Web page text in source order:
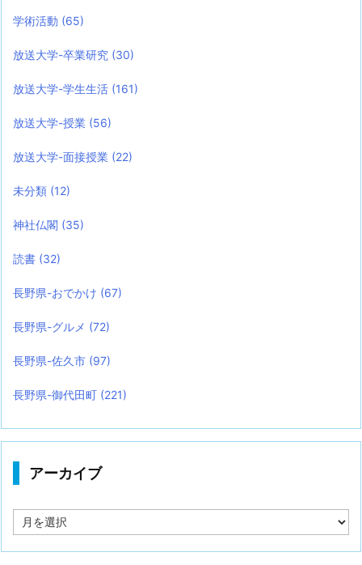
学術活動 (65)
放送大学-卒業研究 (30)
放送大学-学生生活 (161)
放送大学-授業 (56)
放送大学-面接授業 (22)
未分類 (12)
神社仏閣 (35)
読書 (32)
長野県-おでかけ (67)
長野県-グルメ (72)
長野県-佐久市 (97)
長野県-御代田町 (221)
アーカイブ
ー